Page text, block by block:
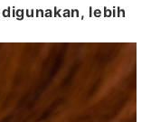
lebih